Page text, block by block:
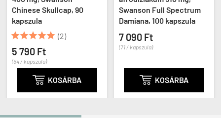
Chinese Skullcap, 90
kapszula
 (2)
5 790 Ft
(64 / kapszula)
 KOSÁRBA
Swanson Full Spectrum
Damiana, 100 kapszula
7 090 Ft
(71 / kapszula)
 KOSÁRBA